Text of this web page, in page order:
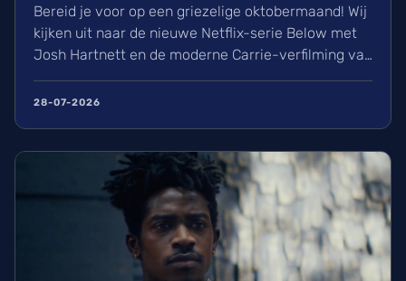
Bereid je voor op een griezelige oktobermaand! Wij
kijken uit naar de nieuwe Netflix-serie Below met
Josh Hartnett en de moderne Carrie-verfilming van
Mike Flanagan op Amazon Prime. Ontdek alles over
de cast, de releasedata en de mysterieuze
28-07-2026